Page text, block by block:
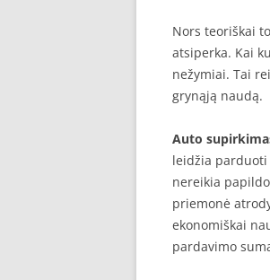
Nors teoriškai
atsiperka. Kai
nežymiai. Tai
grynąją naudą.
Auto
leidžia parduoti
nereikia
priemonė
ekonomiškai
pardavimo